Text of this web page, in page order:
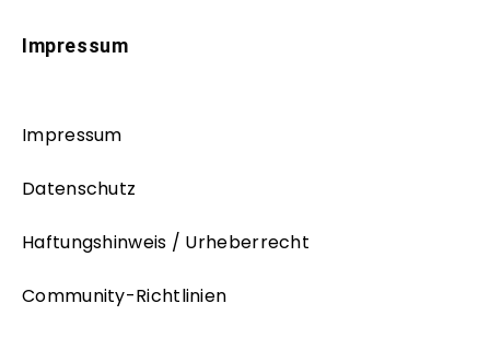
Impressum
Impressum
Datenschutz
Haftungshinweis / Urheberrecht
Community-Richtlinien